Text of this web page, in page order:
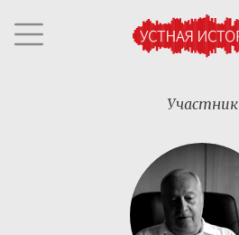
Участник